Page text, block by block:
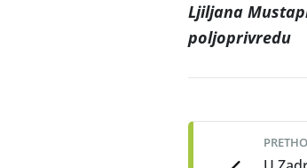
Ljiljana
poljoprivredu
navigation